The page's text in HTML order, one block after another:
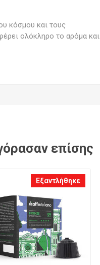
κόσμου και τους
ολόκληρο το αρόμα και
επίσης
Εξαντλήθηκε